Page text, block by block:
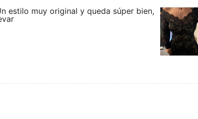
estilo muy original y queda súper bien,